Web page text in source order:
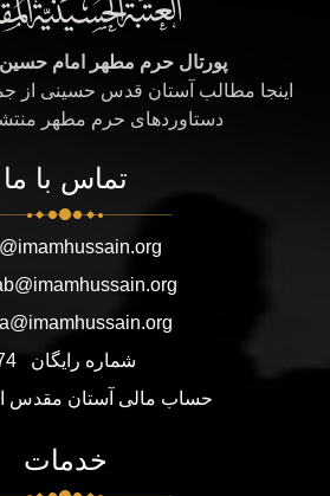
پورتال حرم مطهر امام حسین
اینجا مطالب آستان قدس حسینی از
دستاوردهای حرم مطهر
تماس با ما
شماره رایگان
حساب مالی آستان مقدس
خدمات